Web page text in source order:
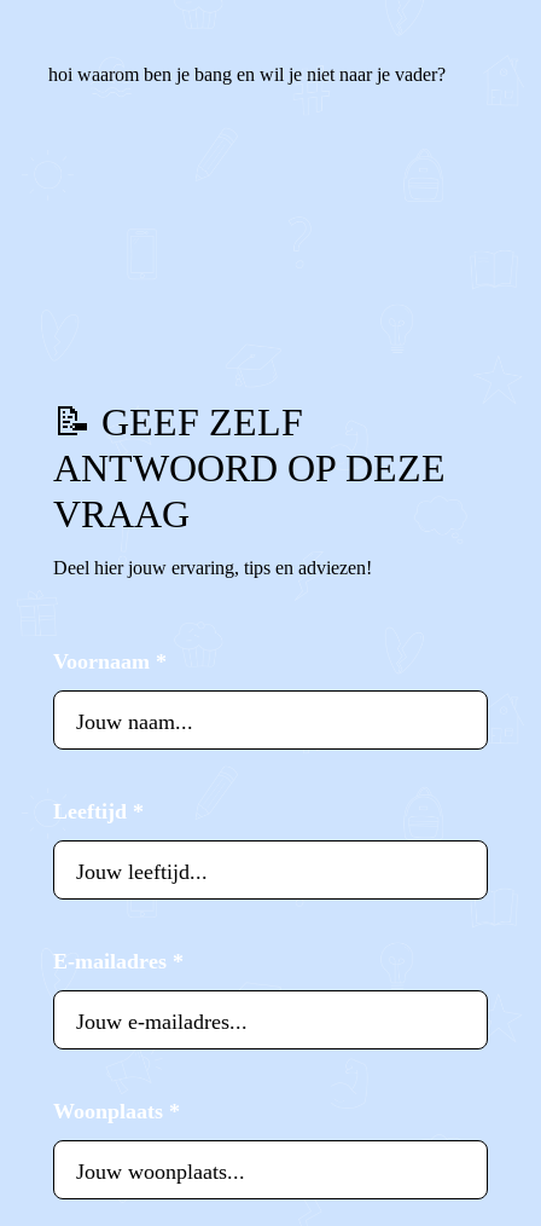
hoi waarom ben je bang en wil je niet naar je vader?
📝 GEEF ZELF
ANTWOORD OP DEZE
VRAAG
Deel hier jouw ervaring, tips en adviezen!
Voornaam *
Leeftijd *
E-mailadres *
Woonplaats *